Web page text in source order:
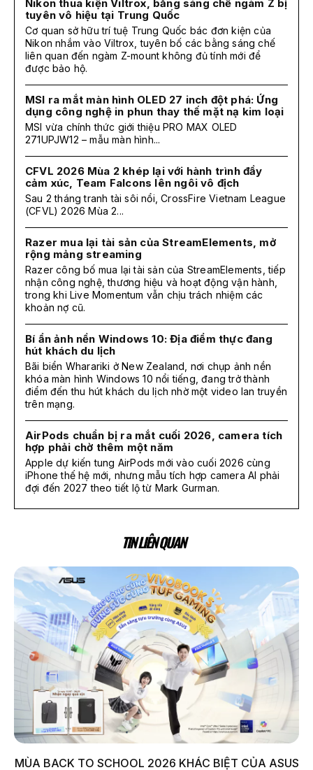
Nikon thua kiện Viltrox, bằng sáng chế ngàm Z bị
tuyên vô hiệu tại Trung Quốc
Cơ quan sở hữu trí tuệ Trung Quốc bác đơn kiện của
Nikon nhắm vào Viltrox, tuyên bố các bằng sáng chế
liên quan đến ngàm Z-mount không đủ tính mới để
được bảo hộ.
MSI ra mắt màn hình OLED 27 inch đột phá: Ứng
dụng công nghệ in phun thay thế mặt nạ kim loại
MSI vừa chính thức giới thiệu PRO MAX OLED
271UPJW12 – mẫu màn hình...
CFVL 2026 Mùa 2 khép lại với hành trình đầy
cảm xúc, Team Falcons lên ngôi vô địch
Sau 2 tháng tranh tài sôi nổi, CrossFire Vietnam League
(CFVL) 2026 Mùa 2...
Razer mua lại tài sản của StreamElements, mở
rộng mảng streaming
Razer công bố mua lại tài sản của StreamElements, tiếp
nhận công nghệ, thương hiệu và hoạt động vận hành,
trong khi Live Momentum vẫn chịu trách nhiệm các
khoản nợ cũ.
Bí ẩn ảnh nền Windows 10: Địa điểm thực đang
hút khách du lịch
Bãi biển Wharariki ở New Zealand, nơi chụp ảnh nền
khóa màn hình Windows 10 nổi tiếng, đang trở thành
điểm đến thu hút khách du lịch nhờ một video lan truyền
trên mạng.
AirPods chuẩn bị ra mắt cuối 2026, camera tích
hợp phải chờ thêm một năm
Apple dự kiến tung AirPods mới vào cuối 2026 cùng
iPhone thế hệ mới, nhưng mẫu tích hợp camera AI phải
đợi đến 2027 theo tiết lộ từ Mark Gurman.
TIN LIÊN QUAN
MÙA BACK TO SCHOOL 2026 KHÁC BIỆT CỦA ASUS